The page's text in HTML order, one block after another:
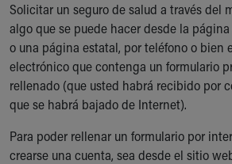
Solicitar un seguro de salud a través del
algo que se puede hacer desde la
o una página estatal, por teléfono o bien
electrónico que contenga un formulario
rellenado (que usted habrá recibido por
que se habrá bajado de Internet).
Para poder rellenar un formulario por
crearse una cuenta, sea desde el sitio